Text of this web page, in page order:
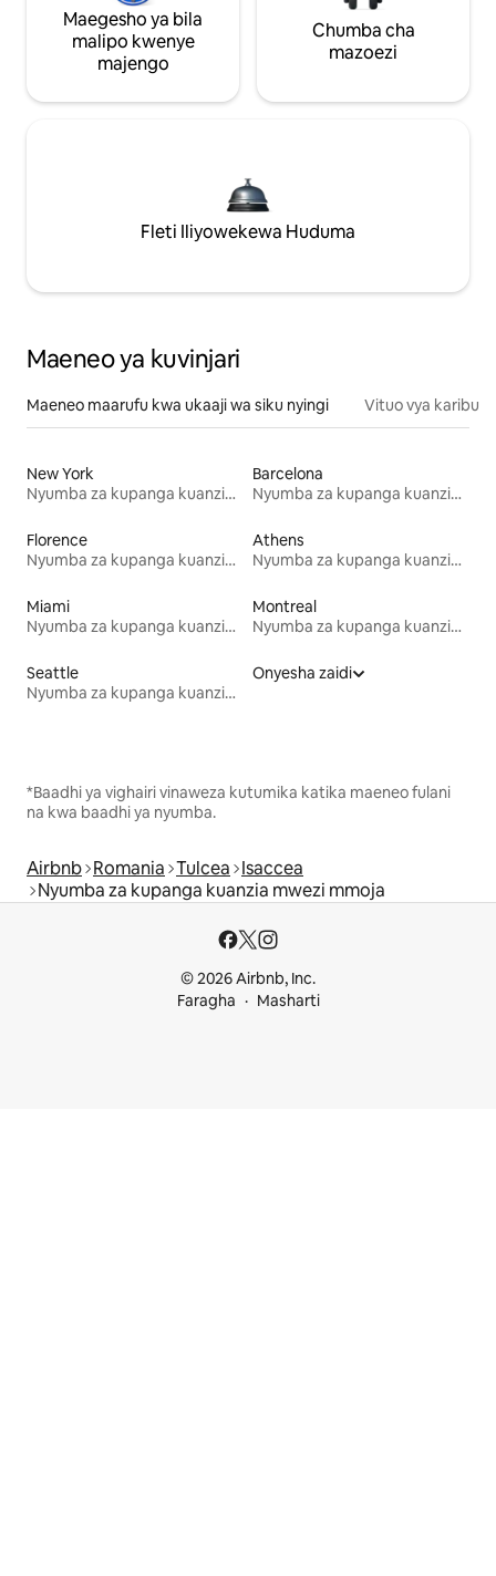
Maegesho ya bila
malipo kwenye
majengo
Chumba cha
mazoezi
Fleti Iliyowekewa Huduma
Maeneo ya kuvinjari
Maeneo maarufu kwa ukaaji wa siku nyingi Vituo vya karibu
New York
Nyumba za kupanga kuanzia mwezi mmoja
Barcelona
Nyumba za kupanga kuanzia mwezi mmoja
Florence
Nyumba za kupanga kuanzia mwezi mmoja
Athens
Nyumba za kupanga kuanzia mwezi mmoja
Miami
Nyumba za kupanga kuanzia mwezi mmoja
Montreal
Nyumba za kupanga kuanzia mwezi mmoja
Seattle
Nyumba za kupanga kuanzia mwezi mmoja
Onyesha zaidi
*Baadhi ya vighairi vinaweza kutumika katika maeneo fulani
na kwa baadhi ya nyumba.
Airbnb Romania Tulcea Isaccea
Nyumba za kupanga kuanzia mwezi mmoja
© 2026 Airbnb, Inc.
Faragha
Masharti